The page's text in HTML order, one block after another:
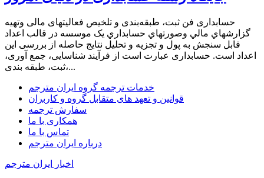
حسابداری فن ثبت، طبقه‌بندی و تلخیص فعالیتهای مالی وتهيه
گزارشهاي مالي وصورتهاي حسابداري یک موسسه در قالب اعداد
قابل سنجش به پول و تجزیه و تحلیل نتایج حاصله از بررسی این
اعداد است. حسابداری عبارت است از فرآیند شناسایی، جمع آوری،
ثبت، طبقه بندی،...
خدمات ترجمه گروه ایران مترجم
قوانین و تعهد های متقابل گروه و کاربران
سفارش ترجمه
همکاری با ما
تماس با ما
درباره ایران مترجم
اخبار ایران مترجم